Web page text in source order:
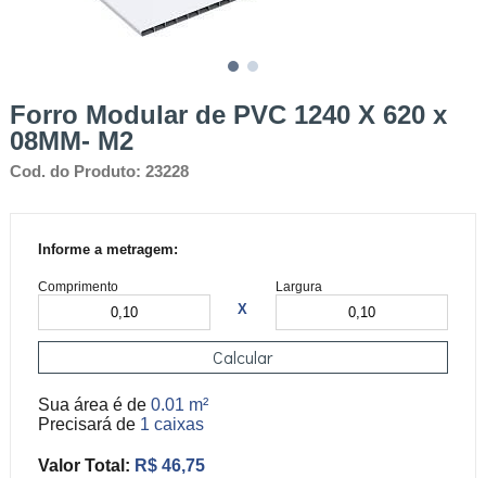
Forro Modular de PVC 1240 X 620 x
08MM- M2
Cod. do Produto: 23228
Informe a metragem:
Comprimento
X
Largura
Calcular
Sua área é de 0.01 m²
Precisará de 1 caixas
Valor Total: R$ 46,75